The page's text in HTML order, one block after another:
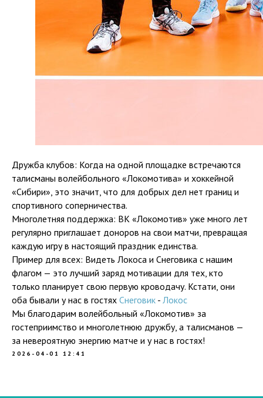
Дружба клубов: Когда на одной площадке встречаются
талисманы волейбольного «Локомотива» и хоккейной
«Сибири», это значит, что для добрых дел нет границ и
спортивного соперничества.
Многолетняя поддержка: ВК «Локомотив» уже много лет
регулярно приглашает доноров на свои матчи, превращая
каждую игру в настоящий праздник единства.
Пример для всех: Видеть Локоса и Снеговика с нашим
флагом — это лучший заряд мотивации для тех, кто
только планирует свою первую кроводачу. Кстати, они
оба бывали у нас в гостях Снеговик - Локос
Мы благодарим волейбольный «Локомотив» за
гостеприимство и многолетнюю дружбу, а талисманов —
за невероятную энергию матче и у нас в гостях!
2026-04-01 12:41